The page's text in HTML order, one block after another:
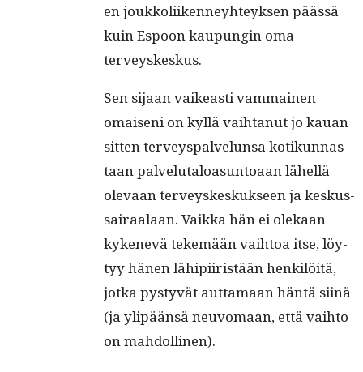
en joukkoli­iken­ney­hteyk­sen päässä
kuin Espoon kaupun­gin oma
terveyskeskus.
Sen sijaan vaikeasti vam­mainen
omaiseni on kyl­lä vai­h­tanut jo kauan
sit­ten ter­veyspalvelun­sa kotikun­nas­
taan palve­lu­taloa­sun­toaan lähel­lä
ole­vaan ter­veyskeskuk­seen ja keskus­
sairaalaan. Vaik­ka hän ei olekaan
kykenevä tekemään vai­h­toa itse, löy­
tyy hänen lähipi­iristään henkilöitä,
jot­ka pystyvät aut­ta­maan hän­tä siinä
(ja ylipään­sä neu­vo­maan, että vai­h­to
on mahdollinen).